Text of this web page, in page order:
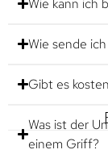
Wie kann ich
Wie sende
Gibt es
Was ist der
einem Griff?